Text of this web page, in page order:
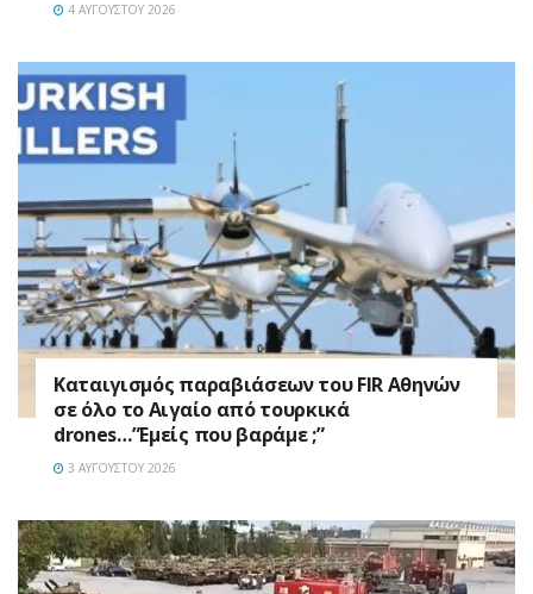
4 ΑΥΓΟΎΣΤΟΥ 2026
Καταιγισμός παραβιάσεων του FIR Αθηνών
σε όλο το Αιγαίο από τουρκικά
drones…”Εμείς που βαράμε ;”
3 ΑΥΓΟΎΣΤΟΥ 2026